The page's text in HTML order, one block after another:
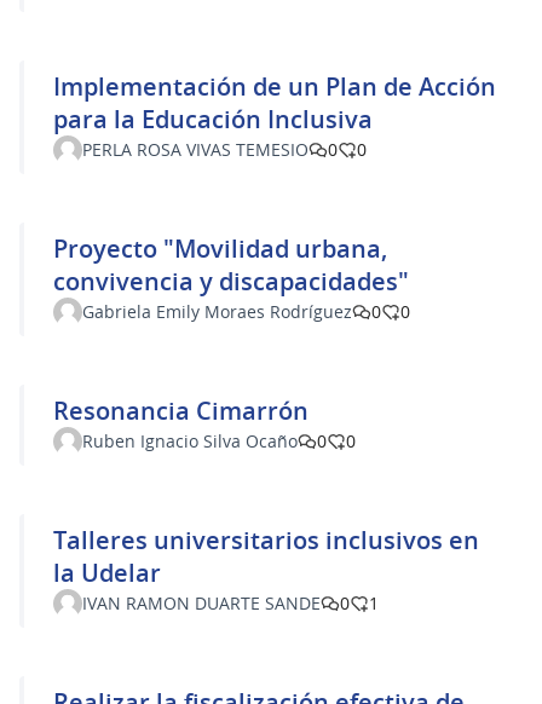
Implementación de un Plan de Acción
para la Educación Inclusiva
PERLA ROSA VIVAS TEMESIO 0 0
Proyecto "Movilidad urbana,
convivencia y discapacidades"
Gabriela Emily Moraes Rodríguez 0 0
Resonancia Cimarrón
Ruben Ignacio Silva Ocaño 0 0
Talleres universitarios inclusivos en
la Udelar
IVAN RAMON DUARTE SANDE 0 1